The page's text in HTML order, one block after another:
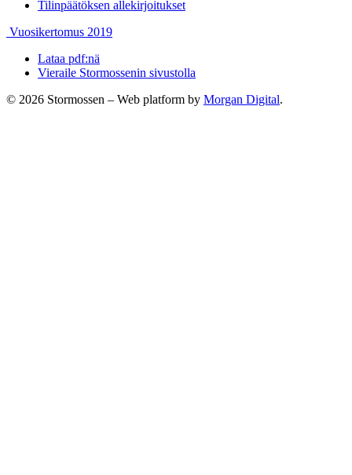
page:
Next
Tilinpäätöksen allekirjoitukset
Previous
Next
Vuosikertomus 2019
Lataa pdf:nä
Vieraile Stormossenin sivustolla
© 2026 Stormossen – Web platform by Morgan Digital.